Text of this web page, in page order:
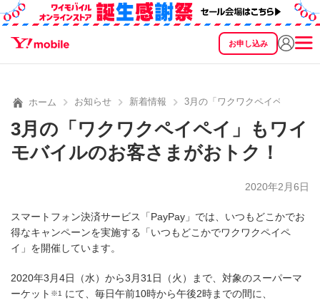
お申し込み
SEARCH
ホーム お知らせ 新着情報 3月の「ワクワクペイペイ」も
3月の「ワクワクペイペイ」もワイ
モバイルのお客さまがおトク！
2020年2月6日
スマートフォン決済サービス「PayPay」では、いつもどこかでお
得なキャンペーンを実施する「いつもどこかでワクワクペイペ
イ」を開催しています。
2020年3月4日（水）から3月31日（火）まで、対象のスーパーマ
ーケット ※1
にて、毎日午前10時から午後2時までの間に、